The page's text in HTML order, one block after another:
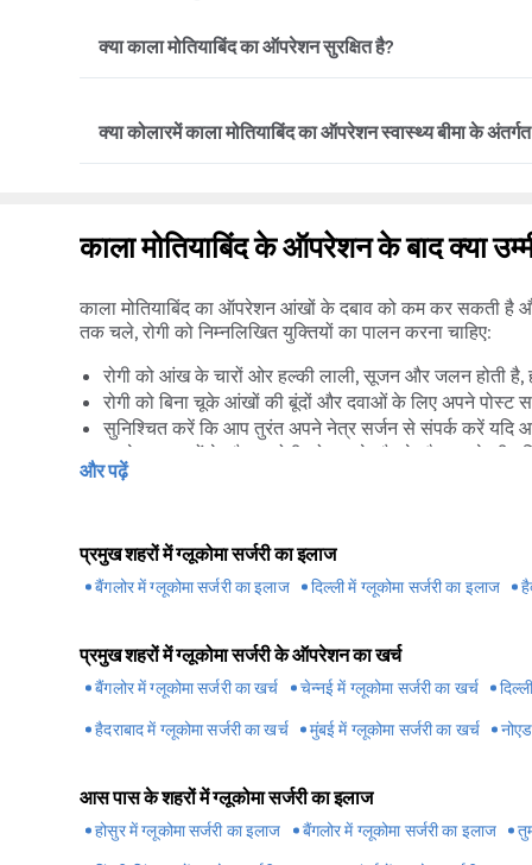
क्या काला मोतियाबिंद का ऑपरेशन सुरक्षित है?
काला मोतियाबिंद का ऑपरेशन बहुत उन्नत है और गंभीर ग्लूकोमा
करती है। हालांकि, अधिकांश अन्य सर्जरी की तरह, इसमें अभी
मोतियाबिंद का ऑपरेशन के सामान्य जोखिम मोतियाबिंद, कॉर्नियल
क्या कोलारमें काला मोतियाबिंद का ऑपरेशन स्वास्थ्य बीमा के
जाता है, क्योंकि यह ऑप्टिक तंत्रिका को अपरिवर्तनीय क्षति
इलाज नहीं किया जाता है तो स्थायी दृष्टि हानि हो सकती है।
काला मोतियाबिंद के ऑपरेशन के बाद क्या
काला मोतियाबिंद का ऑपरेशन आंखों के दबाव को कम कर सकती है
तक चले, रोगी को निम्नलिखित युक्तियों का पालन करना चाहिए:
रोगी को आंख के चारों ओर हल्की लाली, सूजन और जलन होती है,
रोगी को बिना चूके आंखों की बूंदों और दवाओं के लिए अपने पोस्ट
सुनिश्चित करें कि आप तुरंत अपने नेत्र सर्जन से संपर्क करें यदि
पहले कुछ हफ्तों के दौरान, रोगी को झुकने, दौड़ने और उठाने की
रोगी को तैराकी, गोताखोरी और इसी तरह की अन्य गतिविधियों
काला मोतियाबिंद को बिगड़ने से रोकने के
सबसे पहले यह सुनिश्चित करें कि आप अपने प्रिस्क्रिप्शन में लिखी
यदि आप अन्य स्थितियों के लिए दवाएं ले रहे हैं, तो सुनिश्चित करें कि
न करें।
आप गिरने और दुर्घटनाओं से बचने की पूरी कोशिश करें, क्योंकि
सुरक्षित रूप से व्यायाम करें। जबकि कुछ व्यायाम अंतर्गर्भाशयी
व्यायाम करें। इसमें तैराकी, जॉगिंग या पैदल चलना या बाइक
भारी वजन उठाने और पुशअप्स करने से बचें क्योंकि इससे आंखों पर
और पढ़ें
प्रमुख शहरों में ग्लूकोमा सर्जरी का इलाज
बैंगलोर में ग्लूकोमा सर्जरी का इलाज दिल्ली में ग्लूकोमा सर्जरी का इलाज
प्रमुख शहरों में ग्लूकोमा सर्जरी के ऑपरेशन का खर्च
बैंगलोर में ग्लूकोमा सर्जरी का खर्च चेन्नई में ग्लूकोमा सर्जरी का खर्च
हैदराबाद में ग्लूकोमा सर्जरी का खर्च मुंबई में ग्लूकोमा सर्जरी का खर्च
आस पास के शहरों में ग्लूकोमा सर्जरी का इलाज
होसुर में ग्लूकोमा सर्जरी का इलाज बैंगलोर में ग्लूकोमा सर्जरी का इलाज